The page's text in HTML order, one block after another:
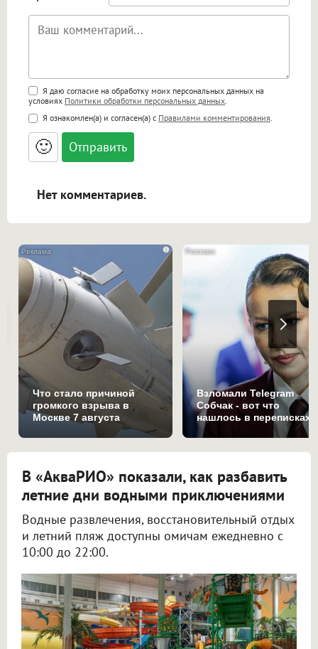
Поддержка HTML
<b>, <strong>, <u>, <i>, <em>, <s>, <big>,
<small>, <sup>, <sub>, <pre>, <ul>, <ol>, <li>,
<blockquote>, <code> экранирует HTML,
адреса URL автоматически становятся
ссылками, и [img]адрес[/img] будет
Я даю согласие на обработку моих персональных данных на
условиях Политики обработки персональных данных.
Я ознакомлен(а) и согласен(а) с Правилами комментирования.
🙂
Нет комментариев.
i
Что стало причиной
громкого взрыва в
Москве 7 августа
Взломали Telegram
Собчак - вот что
нашлось в переписках
В «АкваРИО» показали, как разбавить
летние дни водными приключениями
Водные развлечения, восстановительный отдых
и летний пляж доступны омичам ежедневно с
10:00 до 22:00.